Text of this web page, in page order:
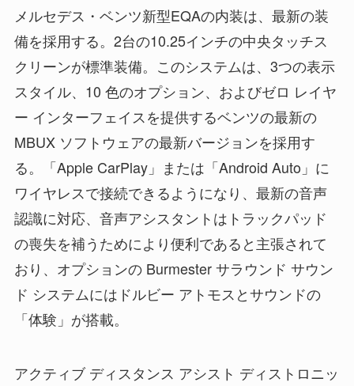
メルセデス・ベンツ新型EQAの内装は、最新の装
備を採用する。2台の10.25インチの中央タッチス
クリーンが標準装備。このシステムは、3つの表示
スタイル、10 色のオプション、およびゼロ レイヤ
ー インターフェイスを提供するベンツの最新の
MBUX ソフトウェアの最新バージョンを採用す
る。「Apple CarPlay」または「Android Auto」に
ワイヤレスで接続できるようになり、最新の音声
認識に対応、音声アシスタントはトラックパッド
の喪失を補うためにより便利であると主張されて
おり、オプションの Burmester サラウンド サウン
ド システムにはドルビー アトモスとサウンドの
「体験」が搭載。
アクティブ ディスタンス アシスト ディストロニッ